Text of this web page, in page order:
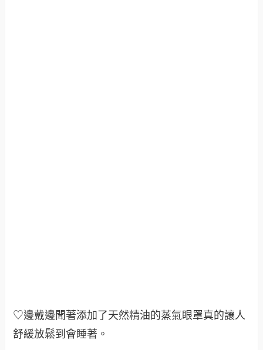
♡邊戴邊聞著添加了天然精油的蒸氣眼罩真的讓人
舒緩放鬆到會睡著。